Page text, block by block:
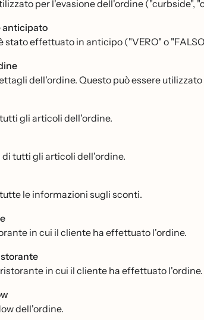
per l'evasione dell'ordine ("curbside",
anticipato
stato effettuato in anticipo ("VERO" o
dell'ordine. Questo può essere
gli articoli dell'ordine.
di tutti gli articoli dell'ordine.
le informazioni sugli sconti.
in cui il cliente ha effettuato l'ordine.
in cui il cliente ha effettuato l'ordine.
dell'ordine.